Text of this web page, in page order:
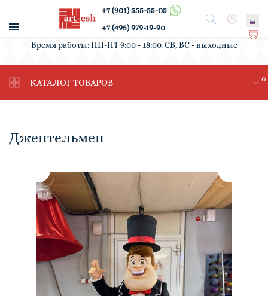
Поиск
+7 (901) 555-55-05
+7 (495) 979-19-90
Ко
ин
а
0
Вход
/
Время работы: ПН-ПТ 9:00 - 18:00. СБ, ВС - выходные
КАТАЛОГ ТОВАРОВ
Джентельмен